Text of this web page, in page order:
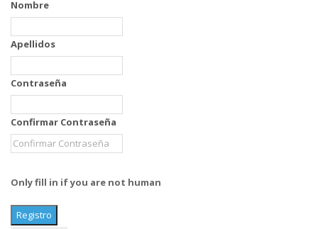
Nombre
Apellidos
Contraseña
Confirmar Contraseña
Only fill in if you are not human